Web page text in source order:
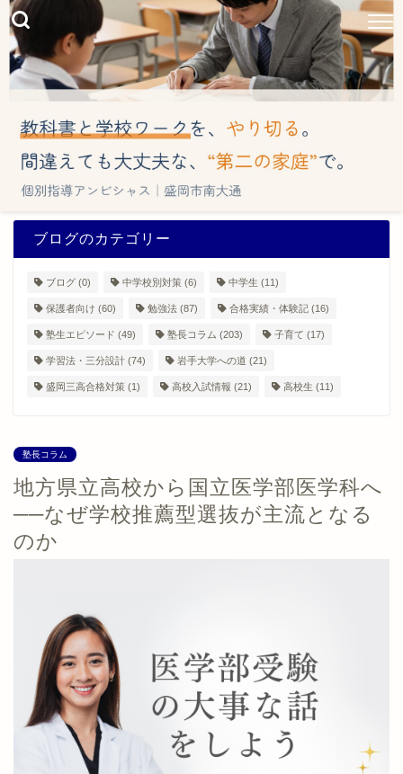
ブログのカテゴリー
ブログ (0) 中学校別対策 (6) 中学生 (11)
保護者向け (60) 勉強法 (87) 合格実績・体験記 (16)
塾生エピソード (49) 塾長コラム (203) 子育て (17)
学習法・三分設計 (74) 岩手大学への道 (21)
盛岡三高合格対策 (1) 高校入試情報 (21) 高校生 (11)
塾長コラム
地方県立高校から国立医学部医学科へ
──なぜ学校推薦型選抜が主流となる
のか